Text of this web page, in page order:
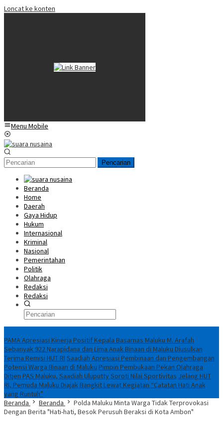
Loncat ke konten
Menu Mobile
Pencarian
Beranda
Home
Daerah
Gaya Hidup
Hukum
Internasional
Kriminal
Nasional
Pemerintahan
Politik
Olahraga
Redaksi
Redaksi
PAMA Apresiasi Kinerja Positif Kepala Basarnas Maluku M. Arafah
Sebanyak 922 Narapidana dan Lima Anak Binaan di Maluku Diusulkan
Terima Remisi HUT RI Saadiah Apresiasi Pembinaan dan Pengembangan
Potensi Warga Binaan di Maluku Pimpin Pembukaan Pekan Olahraga
Ditjen PAS Maluku, Saadiah Uluputty Soroti Nilai Sportivitas Jelang HUT
RI, Pemuda Maluku Diajak Bangkit Lewat Kegiatan “Catatan Hati Anak
yang Runtuh”
Beranda
Beranda
Polda Maluku Minta Warga Tidak Terprovokasi
Dengan Berita "Hati-hati, Besok Perusuh Beraksi di Kota Ambon"